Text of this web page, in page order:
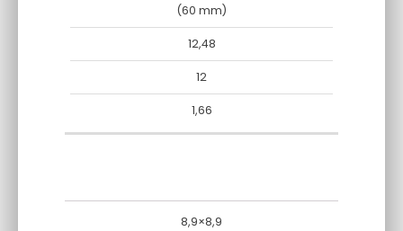
ILOŚĆ
NA
PALECIE
WARSTW
(60 mm)
12,48
12
1,66
8,9×8,9